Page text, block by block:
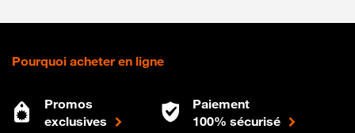
Pourquoi acheter en ligne
Promos
exclusives
Paiement
100% sécurisé